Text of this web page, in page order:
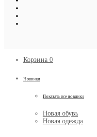
Корзина 0
Новинки
Показать все новинки
Новая обувь
Новая одежда